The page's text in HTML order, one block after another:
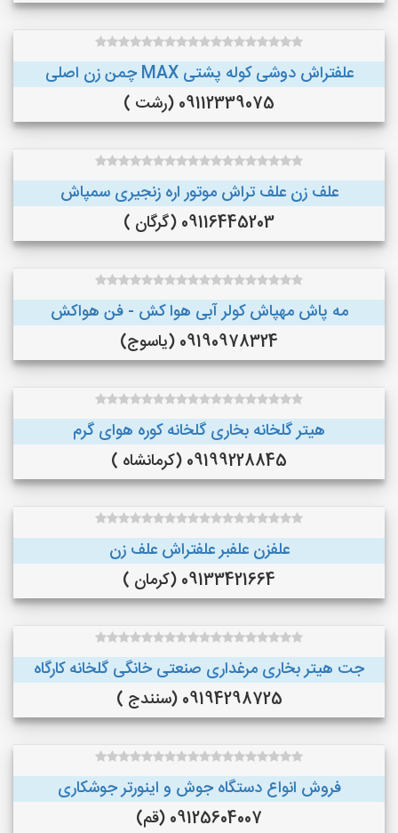
علفتراش دوشی کوله پشتی MAX چمن زن اصلی
09112339075 (رشت )
علف زن علف تراش موتور اره زنجیری سمپاش
09116445203 (گرگان )
مه پاش مهپاش کولر آبی هوا کش - فن هواکش
09190978324 (یاسوج)
هیتر گلخانه بخاری گلخانه کوره هوای گرم
09199228845 (کرمانشاه )
علفزن علفبر علفتراش علف زن
09133421664 (کرمان )
جت هیتر بخاری مرغداری صنعتی خانگی گلخانه کارگاه
09194298725 (سنندج )
فروش انواع دستگاه جوش و اینورتر جوشکاری
09125604007 (قم)